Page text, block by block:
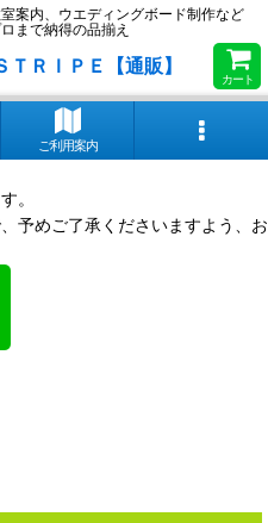
案内、ウエディングボード制作など
まで納得の品揃え
ＲＩＰＥ【通販】
カート
ご利用案内
。
予めご了承くださいますよう、お